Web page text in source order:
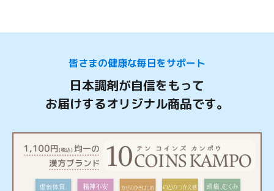
皆さまの健康な毎日をサポート
日本調剤が自信をもって
お届けするオリジナル商品です。